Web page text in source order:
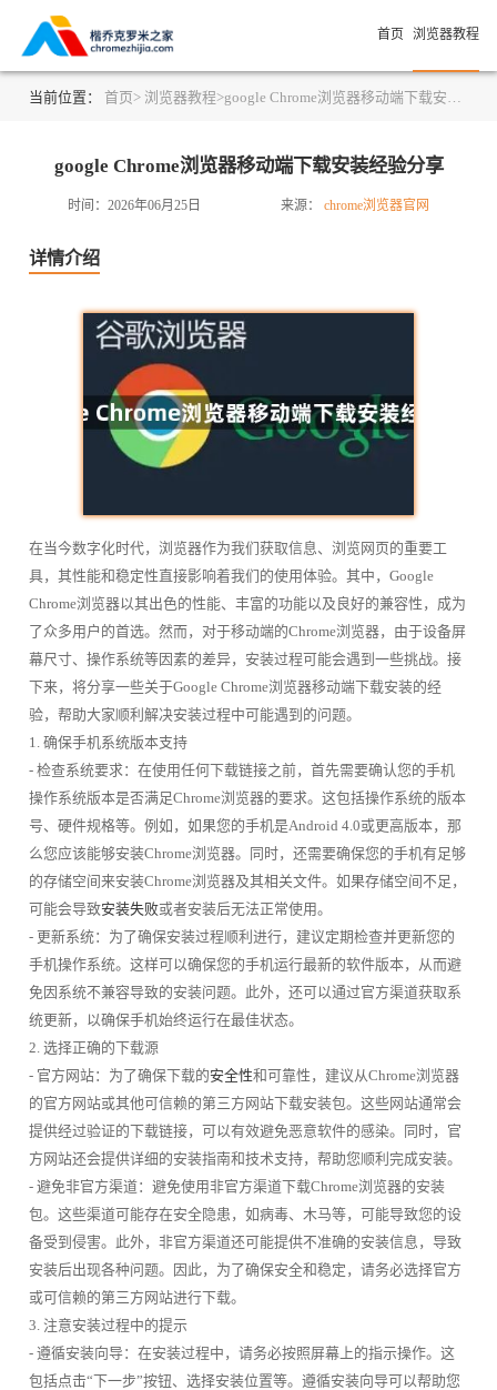
首页 浏览器教程
当前位置： 首页> 浏览器教程>google Chrome浏览器移动端下载安装经验分享
google Chrome浏览器移动端下载安装经验分享
时间：2026年06月25日 来源： chrome浏览器官网
详情介绍
在当今数字化时代，浏览器作为我们获取信息、浏览网页的重要工
具，其性能和稳定性直接影响着我们的使用体验。其中，Google
Chrome浏览器以其出色的性能、丰富的功能以及良好的兼容性，成为
了众多用户的首选。然而，对于移动端的Chrome浏览器，由于设备屏
幕尺寸、操作系统等因素的差异，安装过程可能会遇到一些挑战。接
下来，将分享一些关于Google Chrome浏览器移动端下载安装的经
验，帮助大家顺利解决安装过程中可能遇到的问题。
1. 确保手机系统版本支持
- 检查系统要求：在使用任何下载链接之前，首先需要确认您的手机
操作系统版本是否满足Chrome浏览器的要求。这包括操作系统的版本
号、硬件规格等。例如，如果您的手机是Android 4.0或更高版本，那
么您应该能够安装Chrome浏览器。同时，还需要确保您的手机有足够
的存储空间来安装Chrome浏览器及其相关文件。如果存储空间不足，
可能会导致安装失败或者安装后无法正常使用。
- 更新系统：为了确保安装过程顺利进行，建议定期检查并更新您的
手机操作系统。这样可以确保您的手机运行最新的软件版本，从而避
免因系统不兼容导致的安装问题。此外，还可以通过官方渠道获取系
统更新，以确保手机始终运行在最佳状态。
2. 选择正确的下载源
- 官方网站：为了确保下载的安全性和可靠性，建议从Chrome浏览器
的官方网站或其他可信赖的第三方网站下载安装包。这些网站通常会
提供经过验证的下载链接，可以有效避免恶意软件的感染。同时，官
方网站还会提供详细的安装指南和技术支持，帮助您顺利完成安装。
- 避免非官方渠道：避免使用非官方渠道下载Chrome浏览器的安装
包。这些渠道可能存在安全隐患，如病毒、木马等，可能导致您的设
备受到侵害。此外，非官方渠道还可能提供不准确的安装信息，导致
安装后出现各种问题。因此，为了确保安全和稳定，请务必选择官方
或可信赖的第三方网站进行下载。
3. 注意安装过程中的提示
- 遵循安装向导：在安装过程中，请务必按照屏幕上的指示操作。这
包括点击“下一步”按钮、选择安装位置等。遵循安装向导可以帮助您